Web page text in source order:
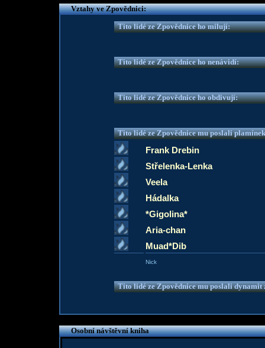
Vztahy ve Zpovědnici:
Tito lidé ze Zpovědnice ho milují:
Tito lidé ze Zpovědnice ho nenávidí:
Tito lidé ze Zpovědnice ho obdivují:
Tito lidé ze Zpovědnice mu poslali
Frank Drebin
Střelenka-Lenka
Veela
Hádalka
*Gigolina*
Aria-chan
Muad*Dib
Nick
Tito lidé ze Zpovědnice mu poslali dynamit
Osobní návštěvní kniha